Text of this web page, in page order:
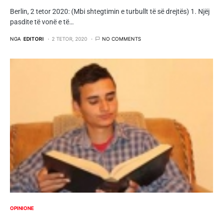
Berlin, 2 tetor 2020: (Mbi shtegtimin e turbullt të së drejtës) 1. Njëj
pasdite të vonë e të…
NGA EDITORI 2 TETOR, 2020 NO COMMENTS
OPINIONE